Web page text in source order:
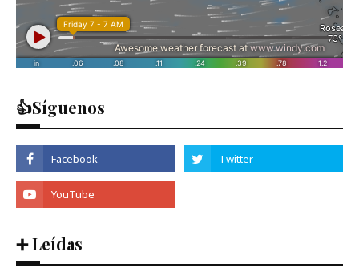
👍Síguenos
➕ Leídas